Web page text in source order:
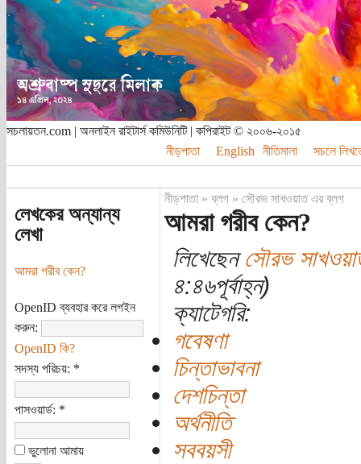
সচলায়তন.com | অনলাইন রাইটার্স কমিউনিটি | কপিরাইট © ২০০৬-২০১৫
নীড়পাতা
English নীতিমালা সচলে
লেখকের অন্যান্য
লেখা
আমরা গরীব কেন?
OpenID ব্যবহার করে লগইন
করুন:
OpenID কি?
সদস্য পরিচয়: *
পাসওয়ার্ড: *
ভুলোনা আমায়
নীড়পাতা»ব্লগ» সৌরভ সাখওয়াত এর ব্লগ
আমরা গরীব কেন?
লিখেছেনসৌরভ
৪:৪৬পূর্বাহ্ন)
ক্যাটেগরি:
গবেষণা
চিন্তাভাবনা
দেশচিন্তা
অর্থনীতি
সববয়সী